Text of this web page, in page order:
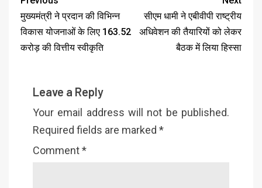
मुख्यमंत्री ने प्रदान की विभिन्न
विकास योजनाओं के लिए 163.52
करोड़ की वित्तीय स्वीकृति
सीएम धामी ने एबीवीपी राष्ट्रीय
अधिवेशन की तैयारियों को लेकर
बैठक में लिया हिस्सा
Leave a Reply
Your email address will not be published.
Required fields are marked *
Comment*